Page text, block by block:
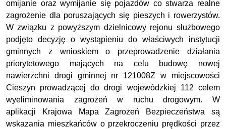
omijanie oraz wymijanie się pojazdów co stwarza realne
zagrożenie dla poruszających się pieszych i rowerzystów.
W związku z powyższym dzielnicowy rejonu służbowego
podjęto decyzję o wystąpieniu do właściwych instytucji
gminnych z wnioskiem o przeprowadzenie działania
priorytetowego mających na celu budowę nowej
nawierzchni drogi gminnej nr 121008Z w miejscowości
Cieszyn prowadzącej do drogi wojewódzkiej 112 celem
wyeliminowania zagrożeń w ruchu drogowym. W
aplikacji Krajowa Mapa Zagrożeń Bezpieczeństwa są
wskazania mieszkańców o przekroczeniu prędkości przez